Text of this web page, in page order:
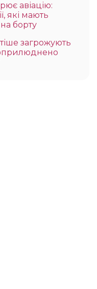
авіацію:
які мають
борту
загрожують